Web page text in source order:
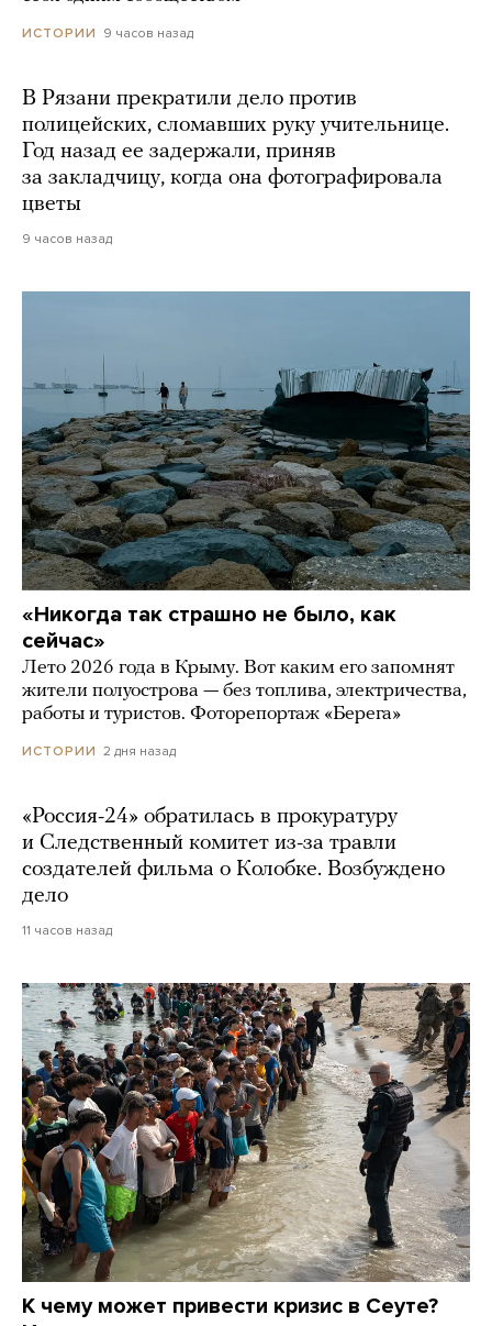
ИСТОРИИ 9 часов назад
В Рязани прекратили дело против
полицейских, сломавших руку учительнице.
Год назад ее задержали, приняв
за закладчицу, когда она фотографировала
цветы
9 часов назад
«Никогда так страшно не было, как
сейчас»
Лето 2026 года в Крыму. Вот каким его запомнят
жители полуострова — без топлива, электричества,
работы и туристов. Фоторепортаж «Берега»
ИСТОРИИ 2 дня назад
«Россия-24» обратилась в прокуратуру
и Следственный комитет из-за травли
создателей фильма о Колобке. Возбуждено
дело
11 часов назад
К чему может привести кризис в Сеуте?